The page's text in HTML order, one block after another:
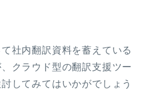
社内翻訳資料を蓄えている
クラウド型の翻訳支援ツー
してみてはいかがでしょう